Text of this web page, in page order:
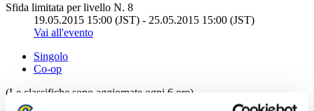
Sfida limitata per livello N. 8
19.05.2015 15:00 (JST) - 25.05.2015 15:00 (JST)
Vai all'evento
Singolo
Co-op
(Le classifiche sono aggiornate ogni 6 ore)